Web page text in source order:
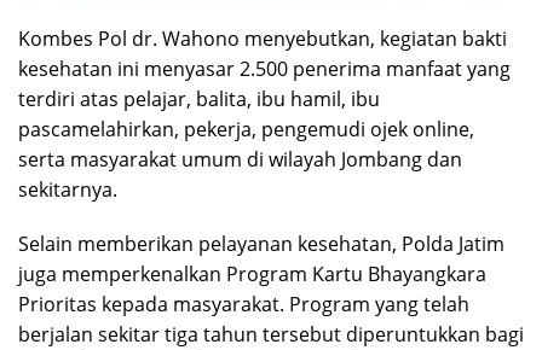
Kombes Pol dr. Wahono menyebutkan, kegiatan bakti
kesehatan ini menyasar 2.500 penerima manfaat yang
terdiri atas pelajar, balita, ibu hamil, ibu
pascamelahirkan, pekerja, pengemudi ojek online,
serta masyarakat umum di wilayah Jombang dan
sekitarnya.
Selain memberikan pelayanan kesehatan, Polda Jatim
juga memperkenalkan Program Kartu Bhayangkara
Prioritas kepada masyarakat. Program yang telah
berjalan sekitar tiga tahun tersebut diperuntukkan bagi